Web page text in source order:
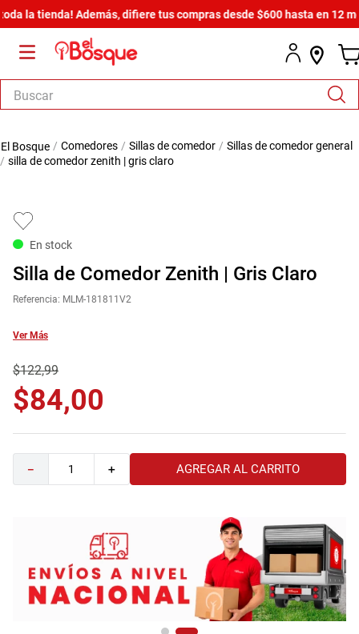
tienda! Además, difiere tus compras desde $600 hasta en 12
Buscar
comedores sillas de comedor
sillas de comedor general
silla de comedor zenith | gris claro
En stock
Silla de Comedor Zenith | Gris Claro
Referencia: MLM-181811V2
Ver Más
$122,99
$84,00
＋
－ AGREGAR AL CARRITO
1.
salas
.
zapatera
9.
havana master
10. sofa